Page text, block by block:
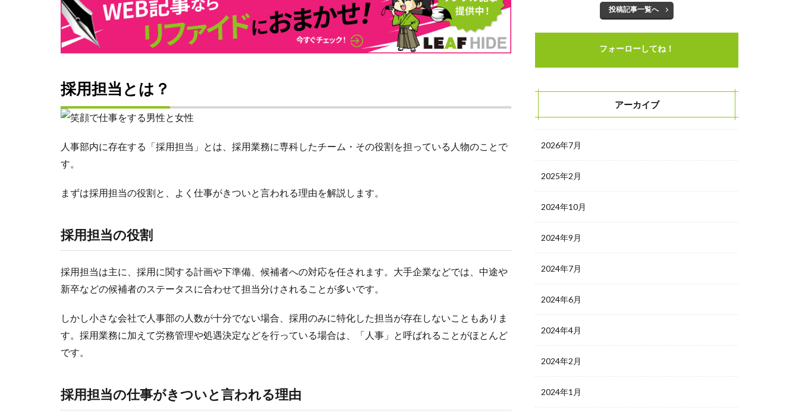
採用担当とは？
人事部内に存在する「採用担当」とは、採用業務に専科したチーム・その役割を担っている人物のことで
す。
まずは採用担当の役割と、よく仕事がきついと言われる理由を解説します。
採用担当の役割
採用担当は主に、採用に関する計画や下準備、候補者への対応を任されます。大手企業などでは、中途や
新卒などの候補者のステータスに合わせて担当分けされることが多いです。
しかし小さな会社で人事部の人数が十分でない場合、採用のみに特化した担当が存在しないこともありま
す。採用業務に加えて労務管理や処遇決定などを行っている場合は、「人事」と呼ばれることがほとんど
です。
採用担当の仕事がきついと言われる理由
投稿記事一覧へ
フォーローしてね！
アーカイブ
2026年7月
2025年2月
2024年10月
2024年9月
2024年7月
2024年6月
2024年4月
2024年2月
2024年1月